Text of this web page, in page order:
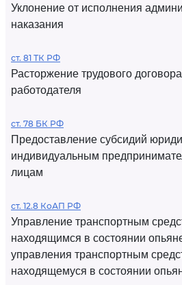
Уклонение от исполнения
наказания
ст. 81 ТК РФ
Расторжение трудового
работодателя
ст. 78 БК РФ
Предоставление субсидий
индивидуальным
лицам
ст. 12.8 КоАП РФ
Управление транспортным
находящимся в состоянии
управления транспортным
находящемуся в состоянии